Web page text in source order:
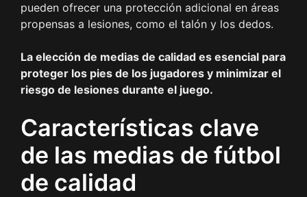
pueden ofrecer una protección adicional en áreas
propensas a lesiones, como el talón y los dedos.
La elección de medias de calidad es esencial para
proteger los pies de los jugadores y minimizar el
riesgo de lesiones durante el juego.
Características clave
de las medias de fútbol
de calidad